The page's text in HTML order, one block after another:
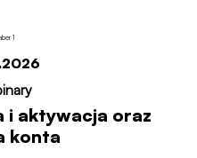
i aktywacja oraz
konta